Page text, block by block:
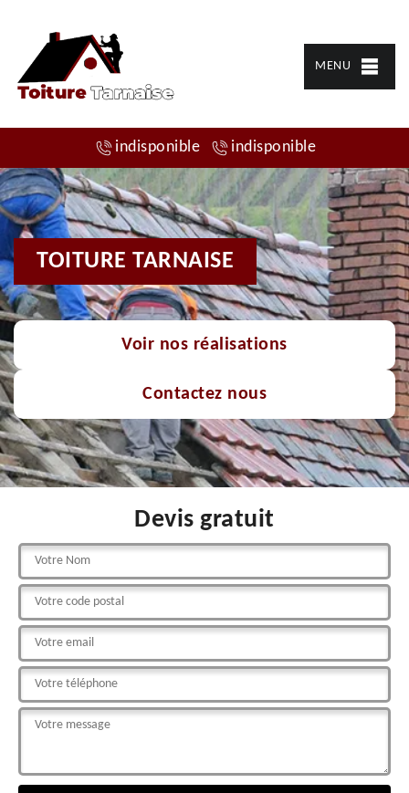
MENU
indisponible indisponible
TOITURE TARNAISE
Voir nos réalisations
Contactez nous
Devis gratuit